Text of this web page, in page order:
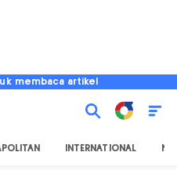
membaca artikel
INTERNATIONAL